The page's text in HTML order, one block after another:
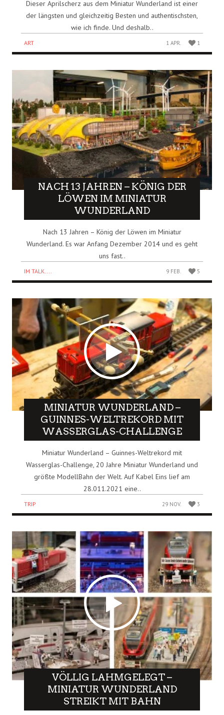
Dieser Aprilscherz aus dem Miniatur Wunderland ist einer
der längsten und gleichzeitig Besten und authentischsten,
wie ich finde. Und deshalb..
ART 1 APR. 1
NACH 13 JAHREN – KÖNIG DER
LÖWEN IM MINIATUR
WUNDERLAND
Nach 13 Jahren – König der Löwen im Miniatur
Wunderland. Es war Anfang Dezember 2014 und es geht
uns fast..
IM TALK.... 9 FEB. 5
MINIATUR WUNDERLAND –
GUINNES-WELTREKORD MIT
WASSERGLAS-CHALLENGE
Miniatur Wunderland – Guinnes-Weltrekord mit
Wasserglas-Challenge, 20 Jahre Miniatur Wunderland und
größte ModellBahn der Welt. Auf Kabel Eins lief am
28.011.2021 eine..
TRIP 29 NOV. 3
VÖLLIG LAHMGELEGT –
MINIATUR WUNDERLAND
STREIKT MIT BAHN